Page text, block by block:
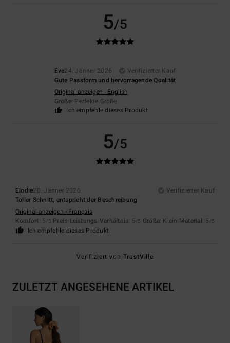
5/5
Eve24. Jänner 2026
Verifizierter Kauf
Gute Passform und hervorragende Qualität
Original anzeigen - English
Größe: Perfekte Größe
Ich empfehle dieses Produkt
5/5
Elodie20. Jänner 2026
Verifizierter Kauf
Toller Schnitt, entspricht der Beschreibung
Original anzeigen - Français
Komfort: 5/5 Preis-Leistungs-Verhältnis: 5/5 Größe: Klein Material: 5 /5
Ich empfehle dieses Produkt
Verifiziert von TrustVille
ZULETZT ANGESEHENE ARTIKEL